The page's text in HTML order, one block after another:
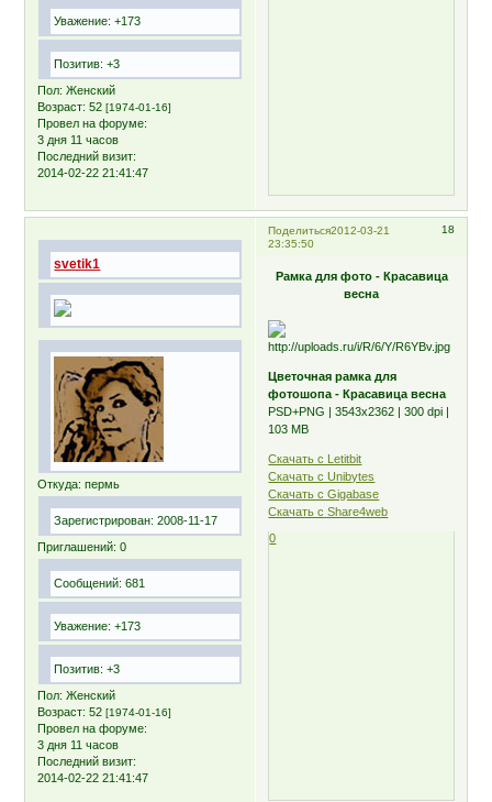
Уважение: +173
Позитив: +3
Пол: Женский
Возраст: 52[1974-01-16]
Провел на форуме:
3 дня 11 часов
Последний визит:
2014-02-22 21:41:47
Поделиться 18
2012-03-21
23:35:50
svetik1
Откуда: пермь
Зарегистрирован: 2008-11-17
Приглашений: 0
Сообщений: 681
Уважение: +173
Позитив: +3
Пол: Женский
Возраст: 52[1974-01-16]
Провел на форуме:
3 дня 11 часов
Последний визит:
2014-02-22 21:41:47
Рамка для фото - Красавица
весна
Цветочная рамка для
фотошопа - Красавица весна
PSD+PNG | 3543х2362 | 300 dpi |
103 MB
Скачать с Letitbit
Скачать с Unibytes
Скачать с Gigabase
Скачать с Share4web
0